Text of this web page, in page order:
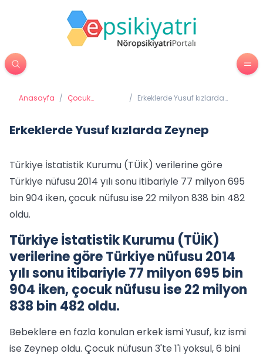
Anasayfa / Çocuk
/ Erkeklerde Yusuf kızlarda
Erkeklerde Yusuf kızlarda Zeynep
Türkiye İstatistik Kurumu (TÜİK) verilerine göre
Türkiye nüfusu 2014 yılı sonu itibariyle 77 milyon 695
bin 904 iken, çocuk nüfusu ise 22 milyon 838 bin 482
oldu.
Türkiye İstatistik Kurumu (TÜİK)
verilerine göre Türkiye nüfusu 2014
yılı sonu itibariyle 77 milyon 695 bin
904 iken, çocuk nüfusu ise 22 milyon
838 bin 482 oldu.
Bebeklere en fazla konulan erkek ismi Yusuf, kız ismi
ise Zeynep oldu. Çocuk nüfusun 3'te 1'i yoksul, 6 bini